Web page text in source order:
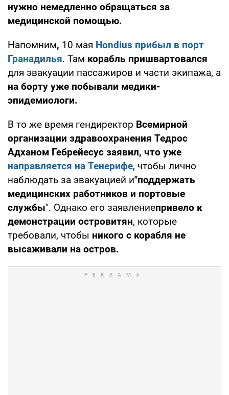
нужно немедленно обращаться за
медицинской помощью.
Напомним, 10 мая Hondius прибыл в порт
Гранадилья. Там корабль пришвартовался
для эвакуации пассажиров и части экипажа, а
на борту уже побывали медики-
эпидемиологи.
В то же время гендиректор Всемирной
организации здравоохранения Тедрос
Адханом Гебрейесус заявил, что уже
направляется на Тенерифе, чтобы лично
наблюдать за эвакуацией и"поддержать
медицинских работников и портовые
службы". Однако его заявлениепривело к
демонстрации островитян, которые
требовали, чтобы никого с корабля не
высаживали на остров.